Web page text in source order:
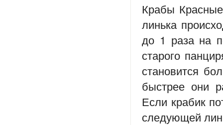
Крабы
линька
до 1 раза на
старого
становится
быстрее они
Если крабик
следующей